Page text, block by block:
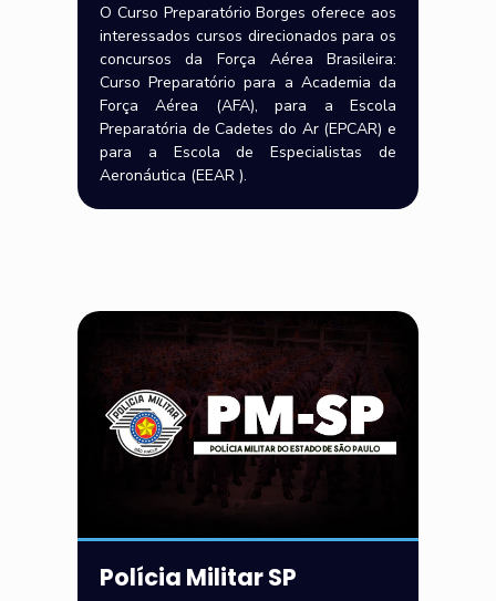
O Curso Preparatório Borges oferece aos
interessados cursos direcionados para os
concursos da Força Aérea Brasileira:
Curso Preparatório para a Academia da
Força Aérea (AFA), para a Escola
Preparatória de Cadetes do Ar (EPCAR) e
para a Escola de Especialistas de
Aeronáutica (EEAR ).
Polícia Militar SP